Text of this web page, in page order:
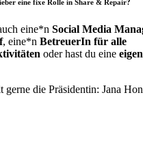
eine fixe Rolle in Share & Repair?
eine*n Social Media
, eine*n BetreuerIn für alle
oder hast du eine
gerne die Präsidentin: Jana